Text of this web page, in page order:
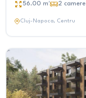
56.00 m² 2 camere
Cluj-Napoca, Centru